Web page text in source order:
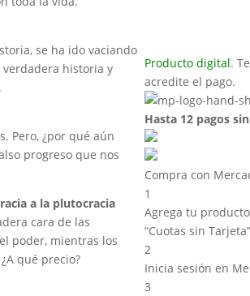
se ha ido vaciando
historia y
Pero, ¿por qué aún
progreso que nos
a la plutocracia
cara de las
poder, mientras los
qué precio?
Producto digital.
acredite el pago.
Hasta 12 pagos
Compra con
1
Agrega tu
“Cuotas sin
2
Inicia sesión en
3